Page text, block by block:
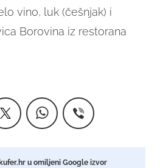
vino, luk (češnjak) i
Borovina iz restorana
u omiljeni Google izvor